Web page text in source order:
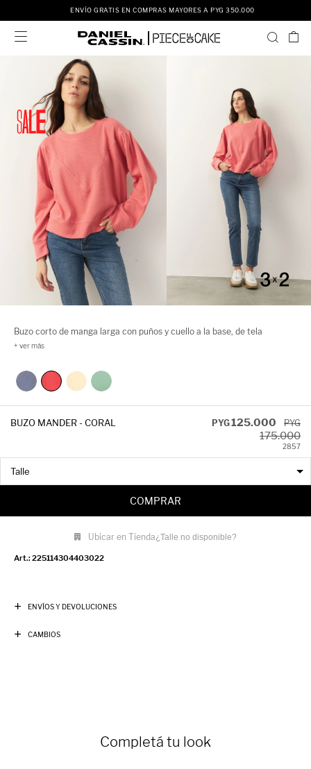
ENVÍO GRATIS EN COMPRAS MAYORES A PYG 350.000

Buzo corto de manga larga con puños y cuello a la base, de tela
texturizada. Es holgado, suave al tacto y súper comfy!
BUZO MANDER - CORAL PYG125.000 PYG
175.000
2857
COMPRAR
Ubicar en Tienda¿Talle no disponible?
225114304403022
ENVÍOS Y DEVOLUCIONES
CAMBIOS
Completá tu look